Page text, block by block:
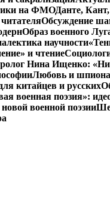
на ФМОДанте,
Обсуждение
Образ военного
научности
и чтение
Нина Ищенко:
Любовь и
китайцев и русских
военная поэзия»:
военной поэзии